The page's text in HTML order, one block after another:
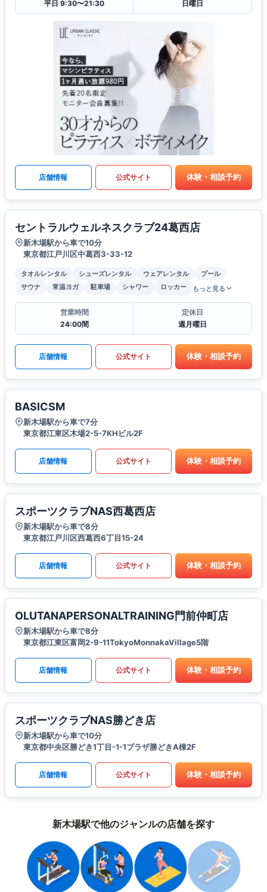
平日 9:30〜21:30 日曜日
店舗情報 公式サイト 体験・相談予約
セントラルウェルネスクラブ24葛西店
新木場駅から車で10分
東京都江戸川区中葛西3-33-12
タオルレンタル シューズレンタル ウェアレンタル
プール
サウナ
常温ヨガ 駐車場 シャワー ロッカー もっと見る
営業時間
24:00間
定休日
週月曜日
店舗情報 公式サイト 体験・相談予約
BASICSM
新木場駅から車で7分
東京都江東区木場2-5-7KHビル2F
店舗情報 公式サイト 体験・相談予約
スポーツクラブNAS西葛西店
新木場駅から車で8分
東京都江戸川区西葛西6丁目15-24
店舗情報 公式サイト 体験・相談予約
OLUTANAPERSONALTRAINING門前仲町店
新木場駅から車で8分
東京都江東区富岡2-9-11TokyoMonnakaVillage5階
店舗情報 公式サイト 体験・相談予約
スポーツクラブNAS勝どき店
新木場駅から車で10分
東京都中央区勝どき1丁目-1-1プラザ勝どきA棟2F
店舗情報 公式サイト 体験・相談予約
新木場駅で他のジャンルの店舗を探す